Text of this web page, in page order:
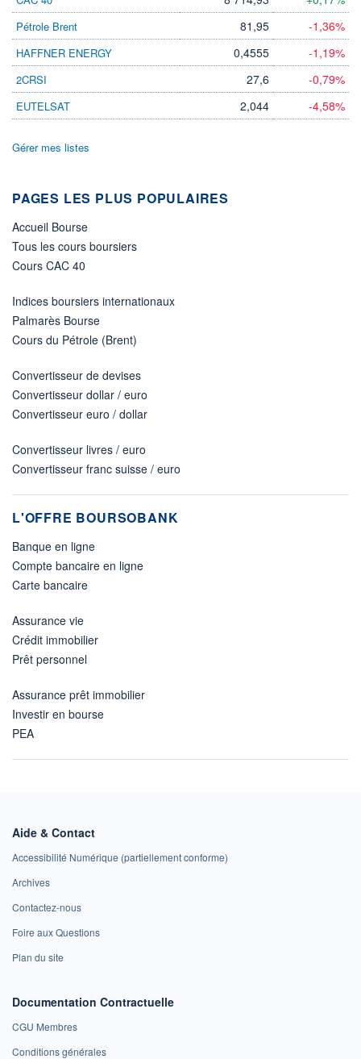
LIMITE À LA
BAISSE
0,000
LIMITE À LA
RENDEMENT
ESTIMÉ 2026
PER ESTIMÉ
2026
DERNIER
DIVIDENDE DERNIER
Non éligible
Pétrole Brent 81,95 -1,36%
HAFFNER ENERGY 0,4555 -1,19%
2CRSI 27,6 -0,79%
EUTELSAT 2,044 -4,58%
Gérer mes listes
PAGES LES PLUS POPULAIRES
Accueil Bourse
Tous les cours boursiers
Cours CAC 40
Indices boursiers internationaux
Palmarès Bourse
Cours du Pétrole (Brent)
Convertisseur de devises
Convertisseur dollar / euro
Convertisseur euro / dollar
Convertisseur livres / euro
Convertisseur franc suisse / euro
L'OFFRE BOURSOBANK
Banque en ligne
Compte bancaire en ligne
Carte bancaire
Assurance vie
Crédit immobilier
Prêt personnel
Assurance prêt immobilier
Investir en bourse
PEA
Aide & Contact
Accessibilité Numérique (partiellement conforme)
Archives
Contactez-nous
Foire aux Questions
Plan du site
Documentation Contractuelle
CGU Membres
Conditions générales